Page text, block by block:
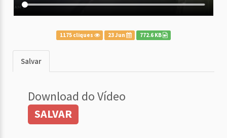
1175 cliques 23 Jun 772.6 KB
Salvar
Download do Vídeo
SALVAR